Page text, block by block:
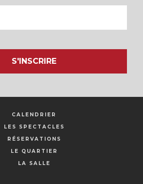
S'INSCRIRE
CALENDRIER
LES SPECTACLES
RÉSERVATIONS
LE QUARTIER
LA SALLE